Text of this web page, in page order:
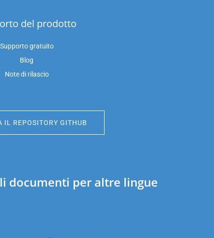
del prodotto
Supporto gratuito
Blog
Note di rilascio
IL REPOSITORY GITHUB
documenti per altre lingue